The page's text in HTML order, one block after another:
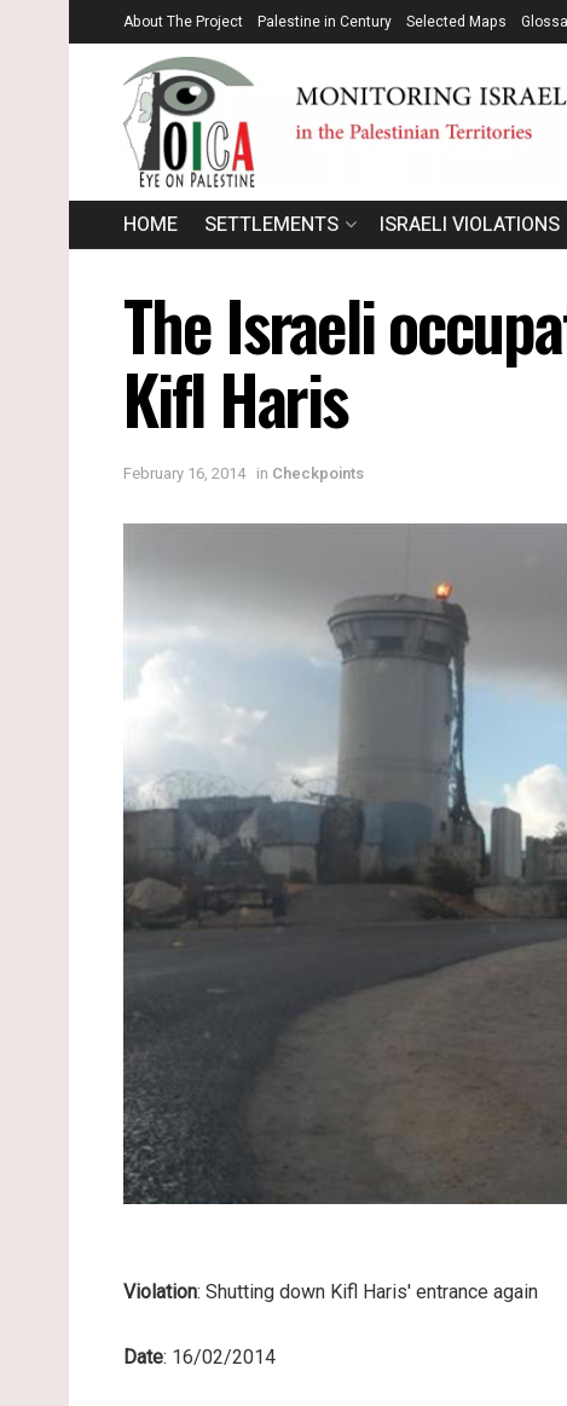
About The Project Palestine in Century Selected Maps
HOME SETTLEMENTS ISRAELI VIOLATIONS
The Israeli
Kifl Haris
February 16, 2014 in Checkpoints
Violation: Shutting down Kifl Haris' entrance again
Date: 16/02/2014